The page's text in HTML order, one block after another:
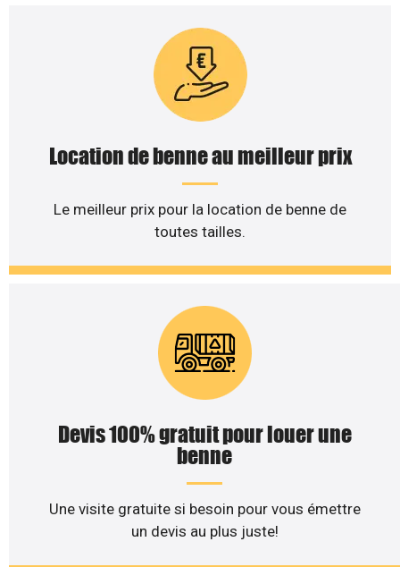
Location de benne au meilleur prix
Le meilleur prix pour la location de benne de
toutes tailles.
Devis 100% gratuit pour louer une
benne
Une visite gratuite si besoin pour vous émettre
un devis au plus juste!